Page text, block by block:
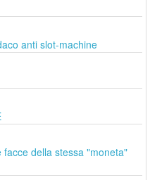
anti slot-machine
della stessa "moneta"